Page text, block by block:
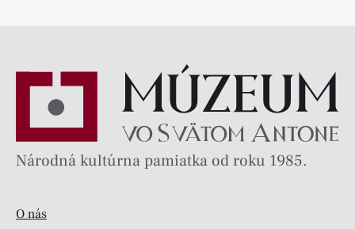
Národná kultúrna pamiatka od roku 1985.
O nás